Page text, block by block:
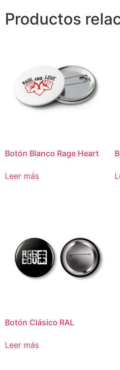
Productos
Botón Blanco Rage Heart
Leer más
Botón Clásico RAL
Leer más